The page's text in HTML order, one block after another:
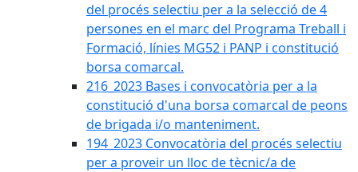
del procés selectiu per a la selecció de 4
persones en el marc del Programa Treball i
Formació, línies MG52 i PANP i constitució
borsa comarcal.
216_2023 Bases i convocatòria per a la
constitució d'una borsa comarcal de peons
de brigada i/o manteniment.
194_2023 Convocatòria del procés selectiu
per a proveir un lloc de tècnic/a de